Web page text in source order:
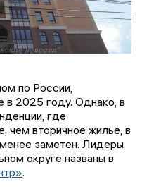
по России,
в 2025 году. Однако, в
где
чем вторичное жилье, в
заметен. Лидеры
округе названы в
.